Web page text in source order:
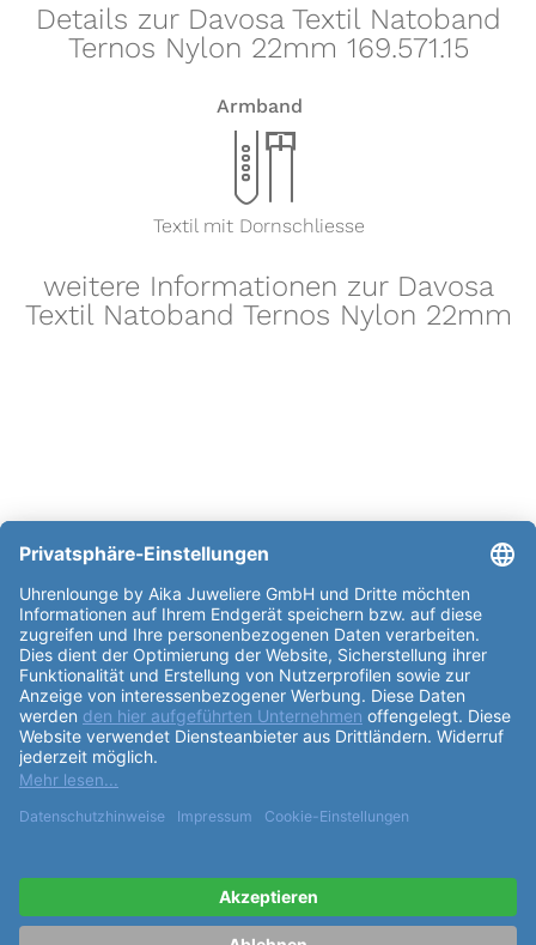
Details zur Davosa Textil Natoband
Ternos Nylon 22mm 169.571.15
Armband
x
Textil mit Dornschliesse
weitere Informationen zur Davosa
Textil Natoband Ternos Nylon 22mm
ähnliche Artikel der Serie Davosa Textil
Natoband Ternos Nylon 22mm